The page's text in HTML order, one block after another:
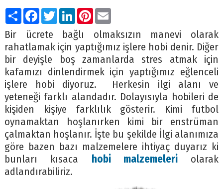
PaylaşFacebook
TwitterLinkedIn
Pinterest
Email
Bir ücrete bağlı olmaksızın manevi olarak
rahatlamak için yaptığımız işlere hobi denir. Diğer
bir deyişle boş zamanlarda stres atmak için
kafamızı dinlendirmek için yaptığımız eğlenceli
işlere hobi diyoruz. Herkesin ilgi alanı ve
yeteneği farklı alandadır. Dolayısıyla hobileri de
kişiden kişiye farklılık gösterir. Kimi futbol
oynamaktan hoşlanırken kimi bir enstrüman
çalmaktan hoşlanır. İşte bu şekilde İlgi alanımıza
göre bazen bazı malzemelere ihtiyaç duyarız ki
bunları kısaca hobi malzemeleriolarak
adlandırabiliriz.